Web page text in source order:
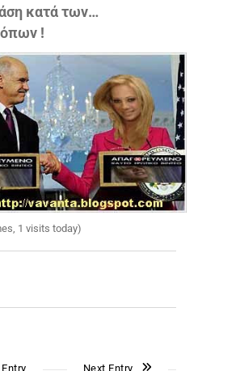
κατά των…
!
1 visits today)
Next Entry